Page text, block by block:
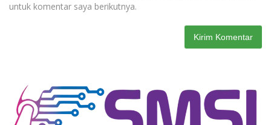
untuk komentar saya berikutnya.